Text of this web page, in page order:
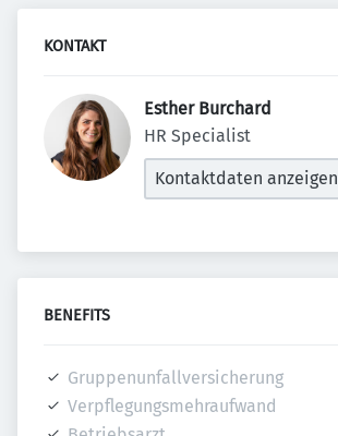
KONTAKT
Esther Burchard
HR Specialist
Kontaktdaten anzeigen
BENEFITS
Gruppenunfallversicherung
Verpflegungsmehraufwand